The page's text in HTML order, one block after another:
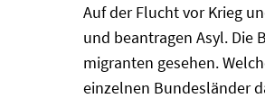
Auf der Flucht vor Krieg
und beantragen Asyl.
migranten gesehen.
einzelnen Bundesländer